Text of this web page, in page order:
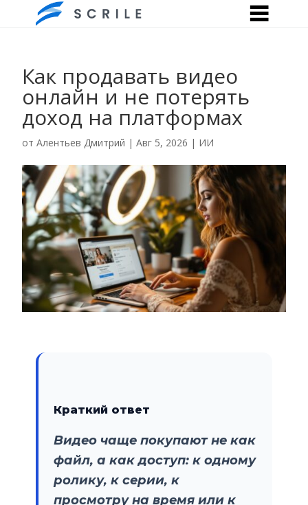
Как продавать видео
онлайн и не потерять
доход на платформах
от Алентьев Дмитрий | Авг 5, 2026 | ИИ
Краткий ответ
Видео чаще покупают не как
файл, а как доступ: к одному
ролику, к серии, к
просмотру на время или к